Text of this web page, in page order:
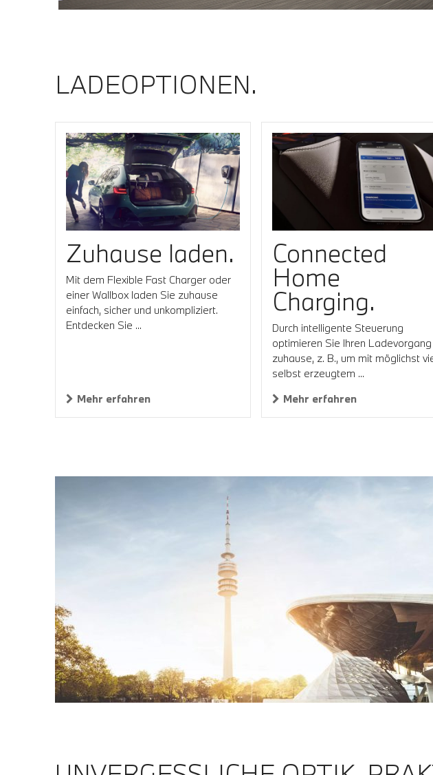
LADEOPTIONEN.
Zuhause laden.
Mit dem Flexible Fast Charger oder
einer Wallbox laden Sie zuhause
einfach, sicher und unkompliziert.
Entdecken Sie ...
Mehr erfahren
Connected
Home
Charging.
Durch intelligente Steuerung
optimieren Sie Ihren Ladevorgang
zuhause, z. B., um mit möglichst
selbst erzeugtem ...
Mehr erfahren